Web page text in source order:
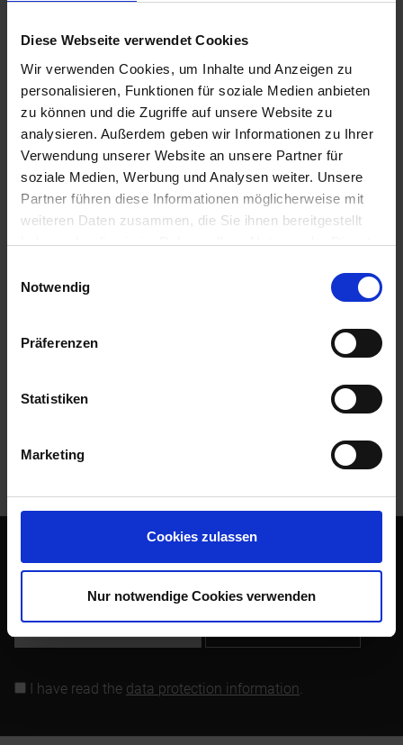
Diese Webseite verwendet Cookies
Wir verwenden Cookies, um Inhalte und Anzeigen zu
personalisieren, Funktionen für soziale Medien anbieten
zu können und die Zugriffe auf unsere Website zu
analysieren. Außerdem geben wir Informationen zu Ihrer
Verwendung unserer Website an unsere Partner für
soziale Medien, Werbung und Analysen weiter. Unsere
Partner führen diese Informationen möglicherweise mit
weiteren Daten zusammen, die Sie ihnen bereitgestellt
haben oder die sie im Rahmen Ihrer Nutzung der Dienste
Cookies, wenn Sie unsere Webseite weiterhin nutzen.
Notwendig
Präferenzen
Statistiken
Marketing
Cookies zulassen
Nur notwendige Cookies verwenden
€88.50
Prices incl. VAT,plus shipping costs
Ready to ship today, Delivery time appr. 2-4 workdays within
Germany
Add to shopping cart
Remember Comment
part no.: 3271926R
A barely-visible conversion with a resounding effect! 30mm
Subscribe to the free newsletter and ensure that you will no
I have read the data protection information.